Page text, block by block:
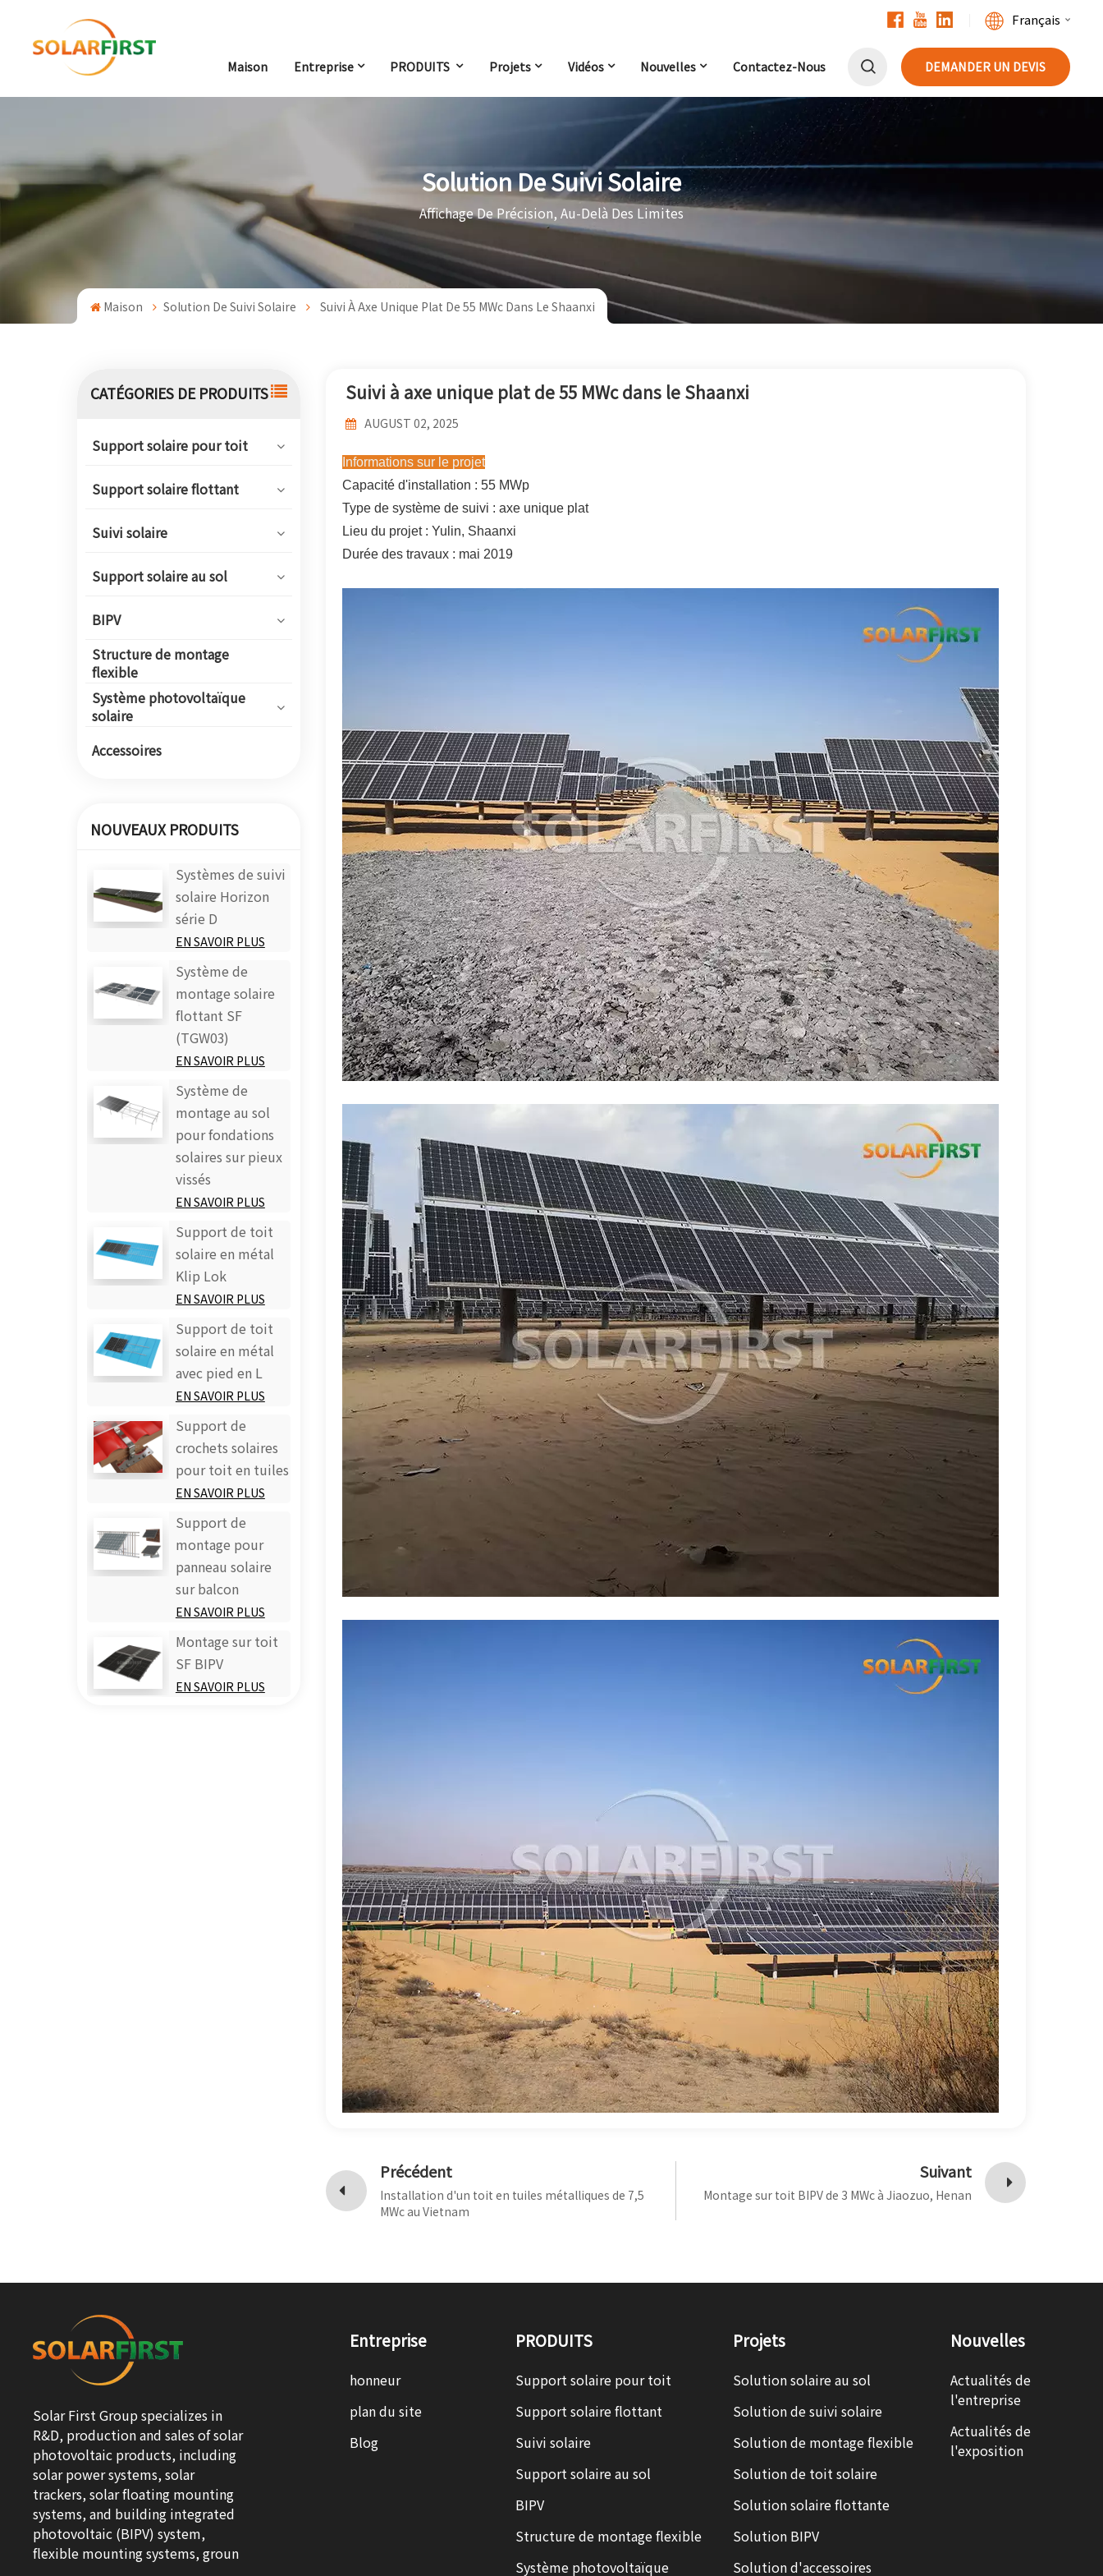
Français
Deutsch
Español
Maison Entreprise PRODUITS Projets Vidéos Nouvelles Contactez-Nous DEMANDER UN DEVIS
Solution De Suivi Solaire
Affichage De Précision, Au-Delà Des Limites
Maison Solution De Suivi Solaire Suivi À Axe Unique Plat De 55 MWc Dans Le Shaanxi
CATÉGORIES DE PRODUITS
Support solaire pour toit
Support solaire flottant
Suivi solaire
Support solaire au sol
BIPV
Structure de montage
flexible
Système photovoltaïque
solaire
Accessoires
NOUVEAUX PRODUITS
Systèmes de suivi
solaire Horizon
série D
EN SAVOIR PLUS
Système de
montage solaire
flottant SF
(TGW03)
EN SAVOIR PLUS
Système de
montage au sol
pour fondations
solaires sur pieux
vissés
EN SAVOIR PLUS
Support de toit
solaire en métal
Klip Lok
EN SAVOIR PLUS
Support de toit
solaire en métal
avec pied en L
EN SAVOIR PLUS
Support de
crochets solaires
pour toit en tuiles
EN SAVOIR PLUS
Support de
montage pour
panneau solaire
sur balcon
EN SAVOIR PLUS
Montage sur toit
SF BIPV
EN SAVOIR PLUS
Suivi à axe unique plat de 55 MWc dans le Shaanxi
AUGUST 02, 2025
Informations sur le projet
Capacité d'installation : 55 MWp
Type de système de suivi : axe unique plat
Lieu du projet : Yulin, Shaanxi
Durée des travaux : mai 2019
Précédent
Installation d'un toit en tuiles métalliques de 7,5
MWc au Vietnam
Suivant
Montage sur toit BIPV de 3 MWc à Jiaozuo, Henan
Solar First Group specializes in
R&D, production and sales of solar
photovoltaic products, including
solar power systems, solar
trackers, solar floating mounting
systems, and building integrated
photovoltaic (BIPV) system,
flexible mounting systems, groun
Entreprise
honneur
plan du site
Blog
PRODUITS
Support solaire pour toit
Support solaire flottant
Suivi solaire
Support solaire au sol
BIPV
Structure de montage flexible
Système photovoltaïque
Projets
Solution solaire au sol
Solution de suivi solaire
Solution de montage flexible
Solution de toit solaire
Solution solaire flottante
Solution BIPV
Solution d'accessoires
Nouvelles
Actualités de
l'entreprise
Actualités de
l'exposition